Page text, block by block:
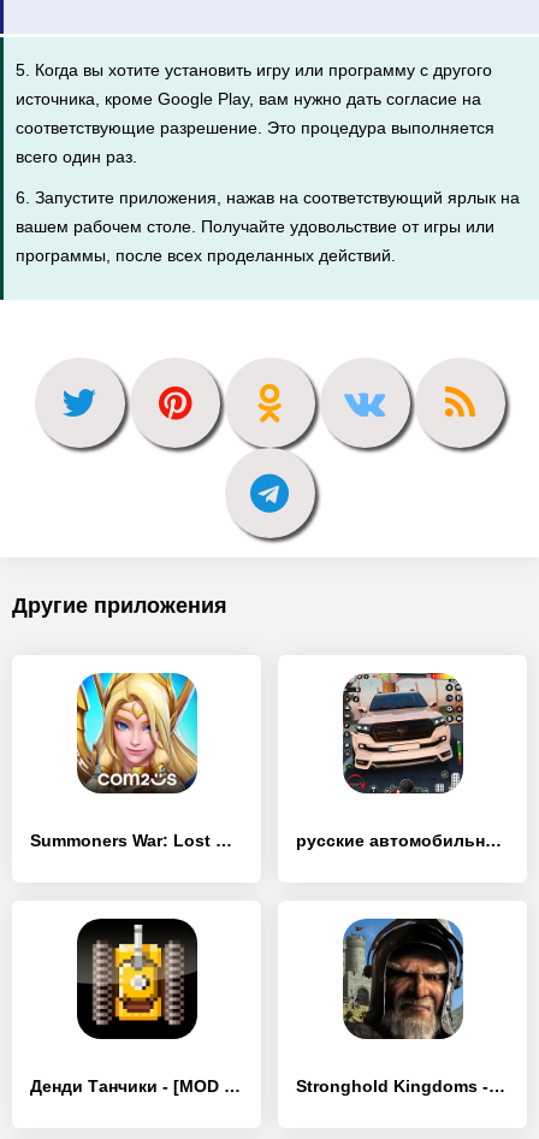
5. Когда вы хотите установить игру или программу с другого
источника, кроме Google Play, вам нужно дать согласие на
соответствующие разрешение. Это процедура выполняется
всего один раз.
6. Запустите приложения, нажав на соответствующий ярлык на
вашем рабочем столе. Получайте удовольствие от игры или
программы, после всех проделанных действий.
Другие приложения
Summoners War: Lost Centuria - [MOD Много монет] русские автомобильные игры 3d - [MOD Много монет]
Денди Танчики - [MOD Бесконечные монеты] Stronghold Kingdoms - [MOD Много монет]